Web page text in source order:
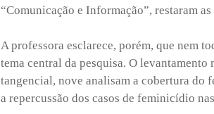
“Comunicação e Informação”, restaram
A professora esclarece, porém, que nem
tema central da pesquisa. O
tangencial, nove analisam a cobertura
a repercussão dos casos de feminicídio